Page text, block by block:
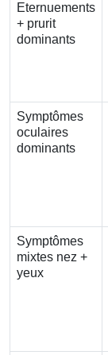
Eternuements
+ prurit
dominants
Symptômes
oculaires
dominants
Symptômes
mixtes nez +
yeux